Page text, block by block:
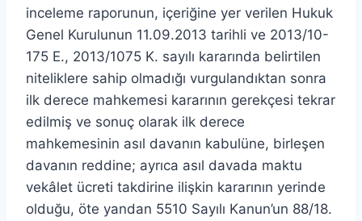
inceleme raporunun, içeriğine yer verilen Hukuk
Genel Kurulunun 11.09.2013 tarihli ve 2013/10-
175 E., 2013/1075 K. sayılı kararında belirtilen
niteliklere sahip olmadığı vurgulandıktan sonra
ilk derece mahkemesi kararının gerekçesi tekrar
edilmiş ve sonuç olarak ilk derece
mahkemesinin asıl davanın kabulüne, birleşen
davanın reddine; ayrıca asıl davada maktu
vekâlet ücreti takdirine ilişkin kararının yerinde
olduğu, öte yandan 5510 Sayılı Kanun’un 88/18.